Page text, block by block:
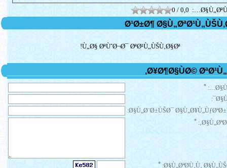
0 / 0,0
Ù„Ø§ ØªÙˆØ¬Ø¯ ØªØ¹Ù„ÙŠÙ‚Ø§Øª!
*
Ø§Ù„Ø¨Ø±ÙŠØ¯
*
Ø§Ù„ØªØ­Ù‚Ù‚
*